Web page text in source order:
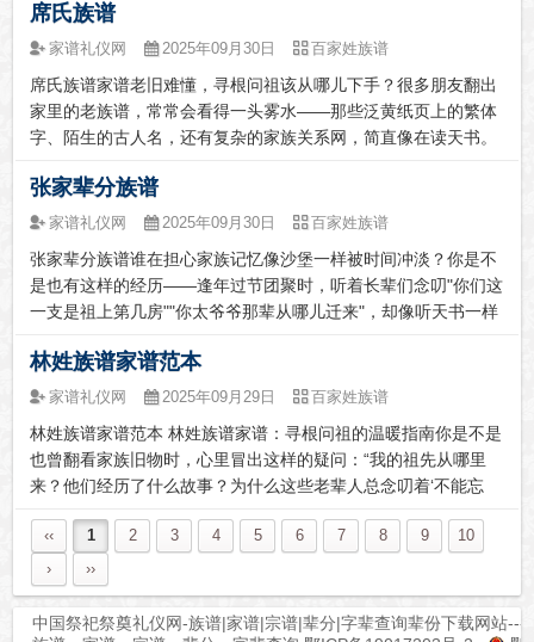
扰无数人的寻根难题，今天就来帮你一一破解！寻根问祖的千年
智慧中国人修谱的传...
席氏族谱
家谱礼仪网 2025年09月30日 百家姓族谱
席氏族谱家谱老旧难懂，寻根问祖该从哪儿下手？很多朋友翻出
家里的老族谱，常常会看得一头雾水——那些泛黄纸页上的繁体
字、陌生的古人名，还有复杂的家族关系网，简直像在读天书。
到头绪。这种想了解家族历史却无从下手的感觉，确实让人着
急。破解难题其实有窍...
张家辈分族谱
家谱礼仪网 2025年09月30日 百家姓族谱
张家辈分族谱谁在担心家族记忆像沙堡一样被时间冲淡？你是不
是也有这样的经历——逢年过节团聚时，听着长辈们念叨"你们这
一支是祖上第几房""你太爷爷那辈从哪儿迁来"，却像听天书一样
的故事即将永远沉入时光深处。...
林姓族谱家谱范本
家谱礼仪网 2025年09月29日 百家姓族谱
林姓族谱家谱范本 林姓族谱家谱：寻根问祖的温暖指南你是不是
也曾翻看家族旧物时，心里冒出这样的疑问：“我的祖先从哪里
来？他们经历了什么故事？为什么这些老辈人总念叨着‘不能忘
起源越来越陌生。别担心，这正是族谱存在的意义——它像一本
家族“...
‹‹ 1 2 3 4 5 6 7 8 9
10
›
››
中国祭祀祭奠礼仪网-族谱|家谱|宗谱|辈分|字辈查询辈份下载网站---